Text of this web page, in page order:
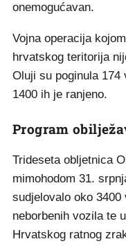
onemogućavan.
Vojna operacija
hrvatskog teritorija
Oluji su poginula
1400 ih je ranjeno.
Program
Trideseta obljetnica
mimohodom 31.
sudjelovalo oko 3400
neborbenih vozila te
Hrvatskog ratnog